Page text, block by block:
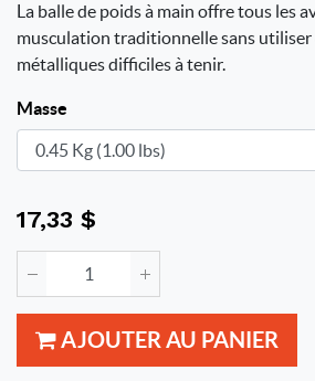
La balle de poids à main offre tous les
musculation traditionnelle sans
métalliques difficiles à tenir.
Masse
17,33 $
AJOUTER AU PANIER